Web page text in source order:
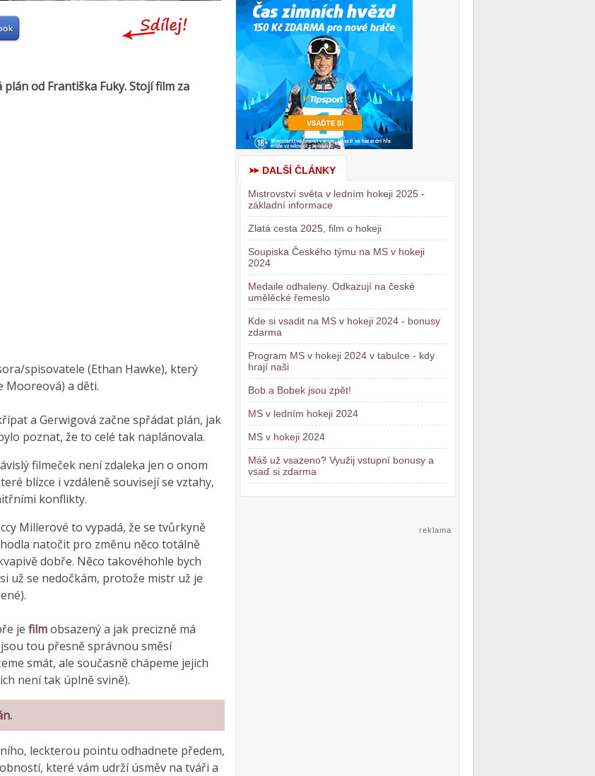
DALŠÍ ČLÁNKY
Mistrovství světa v ledním hokeji 2025 -
základní informace
Zlatá cesta 2025, film o hokeji
Soupiska Českého týmu na MS v hokeji
2024
Medaile odhaleny. Odkazují na české
umělěcké řemeslo
Kde si vsadit na MS v hokeji 2024 - bonusy
zdarma
Program MS v hokeji 2024 v tabulce - kdy
hrají naši
Bob a Bobek jsou zpět!
MS v ledním hokeji 2024
MS v hokeji 2024
Máš už vsazeno? Využij vstupní bonusy a
vsaď si zdarma
reklama
od Františka Fuky. Stojí film za
spisovatele (Ethan Hawke), který
Mooreová) a děti.
a Gerwigová začne spřádat plán, jak
poznat, že to celé tak naplánovala.
filmeček není zdaleka jen o onom
blízce i vzdáleně souvisejí se vztahy,
konflikty.
Millerové to vypadá, že se tvůrkyně
natočit pro změnu něco totálně
dobře. Něco takovéhohle bych
už se nedočkám, protože mistr už je
je filmobsazený a jak precizně má
tou přesně správnou směsí
smát, ale současně chápeme jejich
není tak úplně svině).
.
leckterou pointu odhadnete předem,
které vám udrží úsměv na tváři a